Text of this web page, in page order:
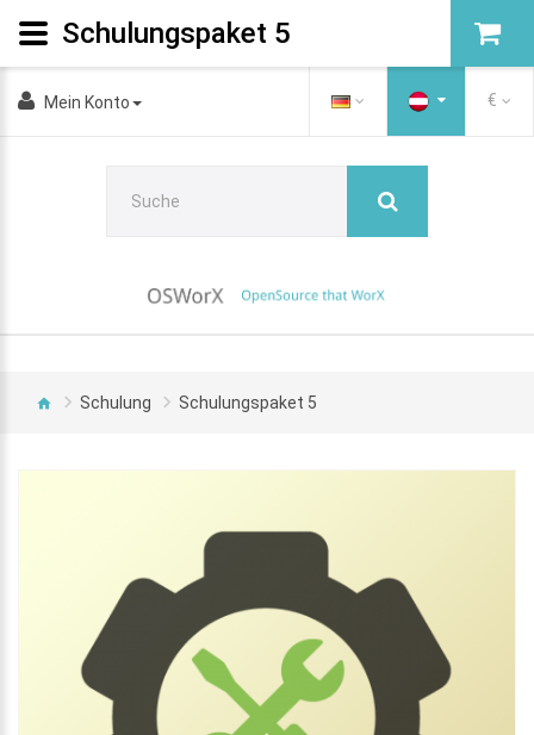
Mein Konto €
Schulung Schulungspaket 5
Schulungspaket 5